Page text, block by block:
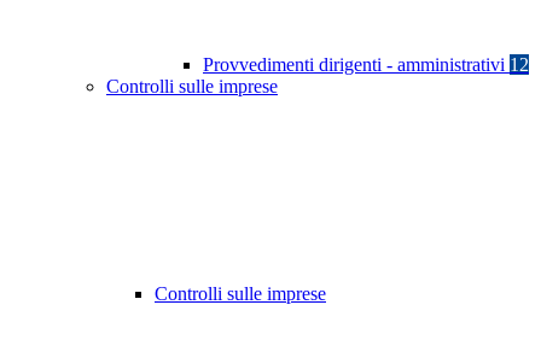
Provvedimenti dirigenti - amministrativi 12
Controlli sulle imprese
Controlli sulle imprese